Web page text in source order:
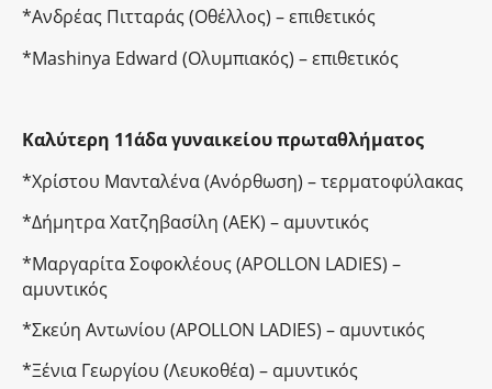
*Ανδρέας Πιτταράς (Οθέλλος) – επιθετικός
*Mashinya Edward (Ολυμπιακός) – επιθετικός
Καλύτερη 11άδα γυναικείου πρωταθλήματος
*Χρίστου Μανταλένα (Ανόρθωση) – τερματοφύλακας
*Δήμητρα Χατζηβασίλη (ΑΕΚ) – αμυντικός
*Μαργαρίτα Σοφοκλέους (APOLLON LADIES) –
αμυντικός
*Σκεύη Αντωνίου (APOLLON LADIES) – αμυντικός
*Ξένια Γεωργίου (Λευκοθέα) – αμυντικός